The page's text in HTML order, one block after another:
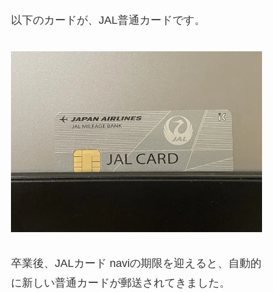
以下のカードが、JAL普通カードです。
卒業後、JALカード naviの期限を迎えると、自動的
に新しい普通カードが郵送されてきました。